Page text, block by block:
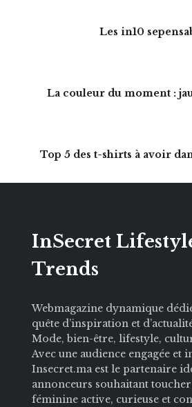
Les in10
La couleur du moment :
Top 5 des t-shirts à avoir
InSecret
Trends
Webmagazine dynamique
quête d’inspiration et
Mode, bien-être, lifestyle,
Avec une audience engagée et
Insecret.ma est le partenaire
annonceurs souhaitant
féminine active, curieuse et